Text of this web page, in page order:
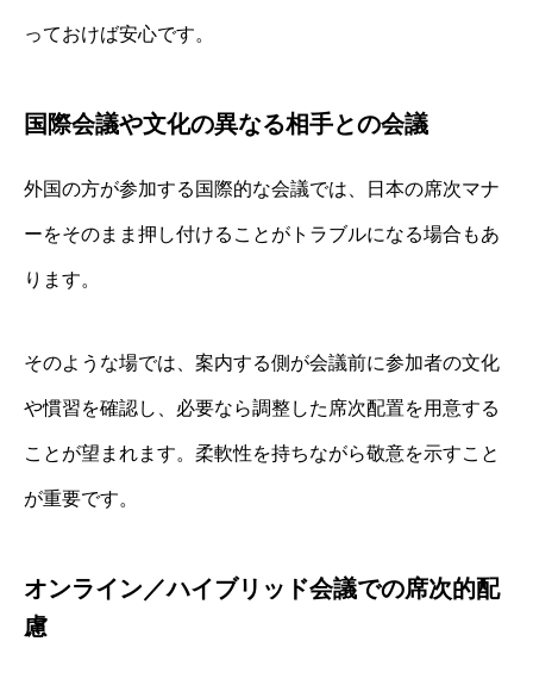
っておけば安心です。
国際会議や文化の異なる相手との会議
外国の方が参加する国際的な会議では、日本の席次マナ
ーをそのまま押し付けることがトラブルになる場合もあ
ります。
そのような場では、案内する側が会議前に参加者の文化
や慣習を確認し、必要なら調整した席次配置を用意する
ことが望まれます。柔軟性を持ちながら敬意を示すこと
が重要です。
オンライン／ハイブリッド会議での席次的配
慮